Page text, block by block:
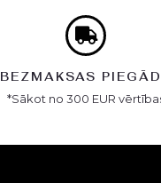
BEZMAKSAS
*Sākot no 300 EUR